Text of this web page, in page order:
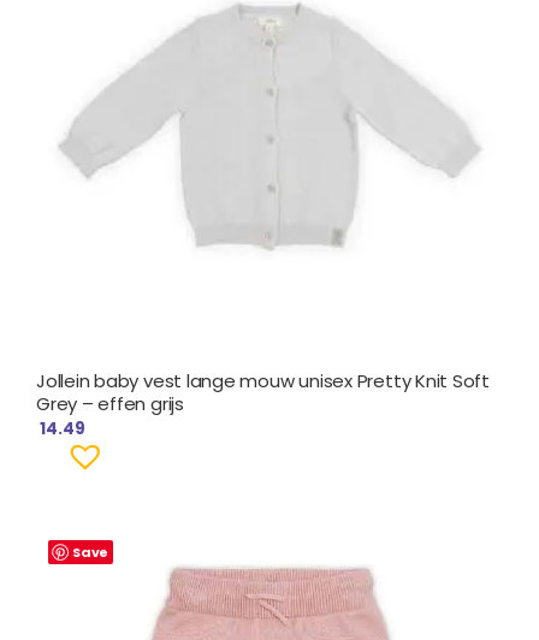
Jollein baby vest lange mouw unisex Pretty Knit Soft
Grey – effen grijs
14.49
Save